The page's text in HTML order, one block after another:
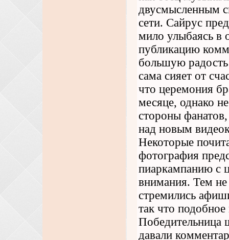
двусмысленным
сети. Сайрус
мило улыбаясь в
публикацию
большую
сама сияет от
что церемония
месяце, однако
стороны
над новым
Некоторые
фотография
пиаркампанию с
внимания. Тем
стремились
так что
Победительница
давали